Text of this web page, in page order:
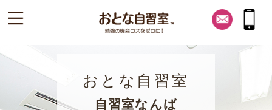
おとな自習室
自習室なんば